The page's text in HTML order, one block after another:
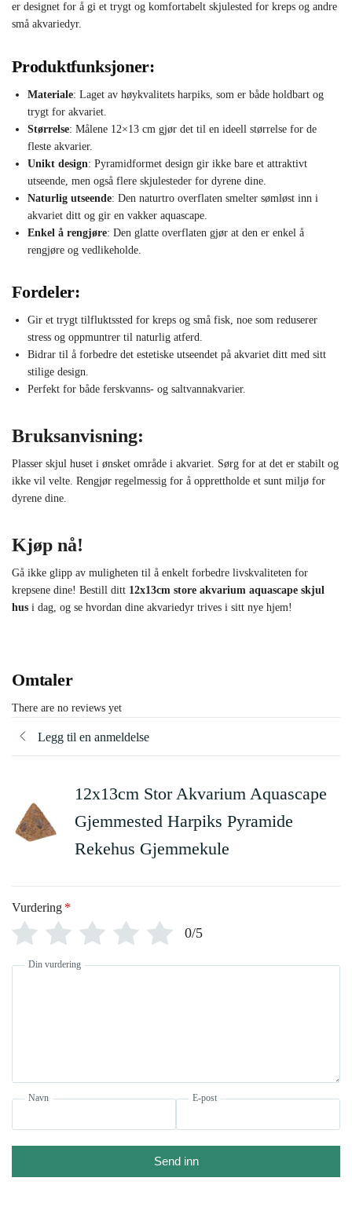
er designet for å gi et trygt og komfortabelt skjulested for kreps og andre
små akvariedyr.
Produktfunksjoner:
Materiale: Laget av høykvalitets harpiks, som er både holdbart og
trygt for akvariet.
Størrelse: Målene 12×13 cm gjør det til en ideell størrelse for de
fleste akvarier.
Unikt design: Pyramidformet design gir ikke bare et attraktivt
utseende, men også flere skjulesteder for dyrene dine.
Naturlig utseende: Den naturtro overflaten smelter sømløst inn i
akvariet ditt og gir en vakker aquascape.
Enkel å rengjøre: Den glatte overflaten gjør at den er enkel å
rengjøre og vedlikeholde.
Fordeler:
Gir et trygt tilfluktssted for kreps og små fisk, noe som reduserer
stress og oppmuntrer til naturlig atferd.
Bidrar til å forbedre det estetiske utseendet på akvariet ditt med sitt
stilige design.
Perfekt for både ferskvanns- og saltvannakvarier.
Bruksanvisning:
Plasser skjul huset i ønsket område i akvariet. Sørg for at det er stabilt og
ikke vil velte. Rengjør regelmessig for å opprettholde et sunt miljø for
dyrene dine.
Kjøp nå!
Gå ikke glipp av muligheten til å enkelt forbedre livskvaliteten for
krepsene dine! Bestill ditt 12x13cm store akvarium aquascape skjul
hus i dag, og se hvordan dine akvariedyr trives i sitt nye hjem!
Omtaler
There are no reviews yet
Legg til en anmeldelse
12x13cm Stor Akvarium Aquascape
Gjemmested Harpiks Pyramide
Rekehus Gjemmekule
Vurdering *
0/5
Din vurdering
Navn E-post
Send inn